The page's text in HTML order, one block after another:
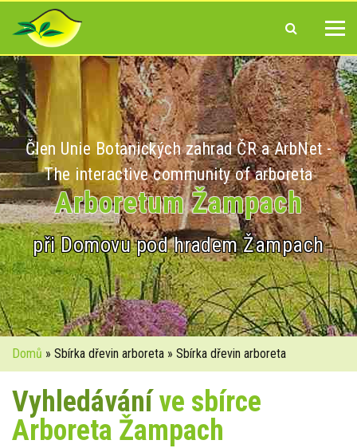
Člen Unie Botanických zahrad ČR a ArbNet -
The interactive community of arboreta
Arboretum Žampach
při Domovu pod hradem Žampach
Domů » Sbírka dřevin arboreta » Sbírka dřevin arboreta
Vyhledáváníve sbírce
Arboreta Žampach